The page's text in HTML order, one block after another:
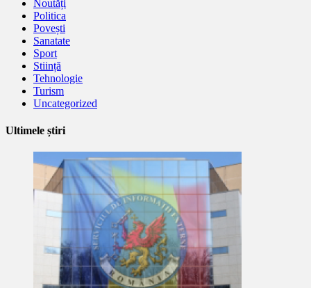
Noutăți
Politica
Povești
Sanatate
Sport
Stiință
Tehnologie
Turism
Uncategorized
Ultimele știri